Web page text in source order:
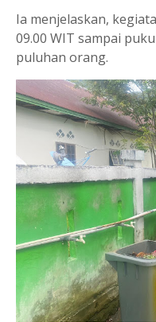
Ia menjelaskan,
09.00 WIT sampai
puluhan orang.